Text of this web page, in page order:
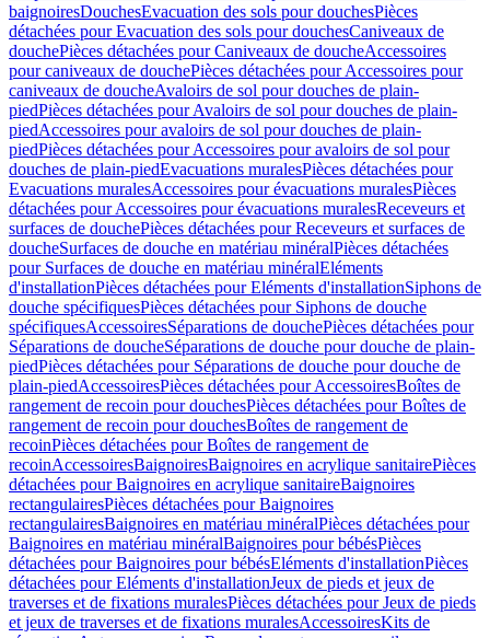
baignoiresDouchesEvacuation des sols pour douchesPièces
détachées pour Evacuation des sols pour douchesCaniveaux de
douchePièces détachées pour Caniveaux de doucheAccessoires
pour caniveaux de douchePièces détachées pour Accessoires pour
caniveaux de doucheAvaloirs de sol pour douches de plain-
piedPièces détachées pour Avaloirs de sol pour douches de plain-
piedAccessoires pour avaloirs de sol pour douches de plain-
piedPièces détachées pour Accessoires pour avaloirs de sol pour
douches de plain-piedEvacuations muralesPièces détachées pour
Evacuations muralesAccessoires pour évacuations muralesPièces
détachées pour Accessoires pour évacuations muralesReceveurs et
surfaces de douchePièces détachées pour Receveurs et surfaces de
doucheSurfaces de douche en matériau minéralPièces détachées
pour Surfaces de douche en matériau minéralEléments
d'installationPièces détachées pour Eléments d'installationSiphons de
douche spécifiquesPièces détachées pour Siphons de douche
spécifiquesAccessoiresSéparations de douchePièces détachées pour
Séparations de doucheSéparations de douche pour douche de plain-
piedPièces détachées pour Séparations de douche pour douche de
plain-piedAccessoiresPièces détachées pour AccessoiresBoîtes de
rangement de recoin pour douchesPièces détachées pour Boîtes de
rangement de recoin pour douchesBoîtes de rangement de
recoinPièces détachées pour Boîtes de rangement de
recoinAccessoiresBaignoiresBaignoires en acrylique sanitairePièces
détachées pour Baignoires en acrylique sanitaireBaignoires
rectangulairesPièces détachées pour Baignoires
rectangulairesBaignoires en matériau minéralPièces détachées pour
Baignoires en matériau minéralBaignoires pour bébésPièces
détachées pour Baignoires pour bébésEléments d'installationPièces
détachées pour Eléments d'installationJeux de pieds et jeux de
traverses et de fixations muralesPièces détachées pour Jeux de pieds
et jeux de traverses et de fixations muralesAccessoiresKits de